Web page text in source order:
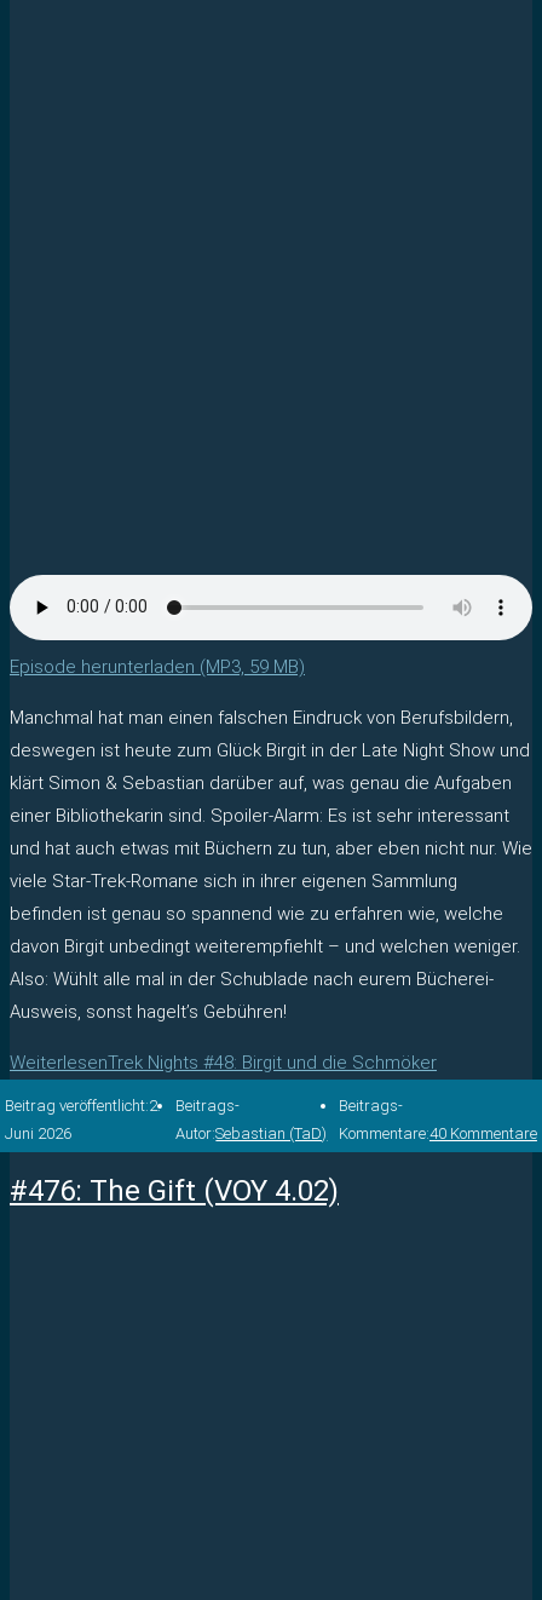
Episode herunterladen (MP3, 59 MB)
Manchmal hat man einen falschen Eindruck von Berufsbildern,
deswegen ist heute zum Glück Birgit in der Late Night Show und
klärt Simon & Sebastian darüber auf, was genau die Aufgaben
einer Bibliothekarin sind. Spoiler-Alarm: Es ist sehr interessant
und hat auch etwas mit Büchern zu tun, aber eben nicht nur. Wie
viele Star-Trek-Romane sich in ihrer eigenen Sammlung
befinden ist genau so spannend wie zu erfahren wie, welche
davon Birgit unbedingt weiterempfiehlt – und welchen weniger.
Also: Wühlt alle mal in der Schublade nach eurem Bücherei-
Ausweis, sonst hagelt’s Gebühren!
WeiterlesenTrek Nights #48: Birgit und die Schmöker
Beitrag veröffentlicht:2.
Juni 2026
Beitrags-
Autor:Sebastian (TaD)
Beitrags-
Kommentare:40 Kommentare
#476: The Gift (VOY 4.02)